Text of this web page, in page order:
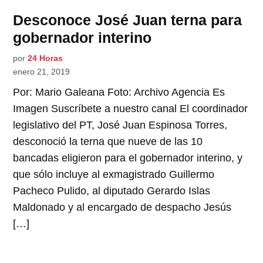
Desconoce José Juan terna para
gobernador interino
por 24 Horas
enero 21, 2019
Por: Mario Galeana Foto: Archivo Agencia Es
Imagen Suscríbete a nuestro canal El coordinador
legislativo del PT, José Juan Espinosa Torres,
desconoció la terna que nueve de las 10
bancadas eligieron para el gobernador interino, y
que sólo incluye al exmagistrado Guillermo
Pacheco Pulido, al diputado Gerardo Islas
Maldonado y al encargado de despacho Jesús
[…]